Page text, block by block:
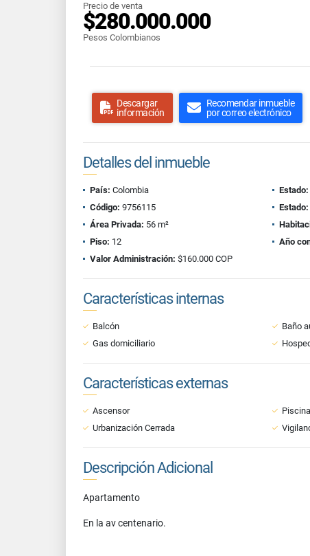
Precio de venta
$280.000.000
Pesos Colombianos
Descargar
información
Recomendar inmueble
por correo electrónico
Detalles del inmueble
País: Colombia Estado:
Código: 9756115 Estado:
Área Privada: 56 m²
Piso: 12 Año
Valor Administración: $160.000 COP
Características internas
Balcón Baño
Gas domiciliario
Características externas
Ascensor Piscina
Urbanización Cerrada
Descripción Adicional
Apartamento
En la av centenario.